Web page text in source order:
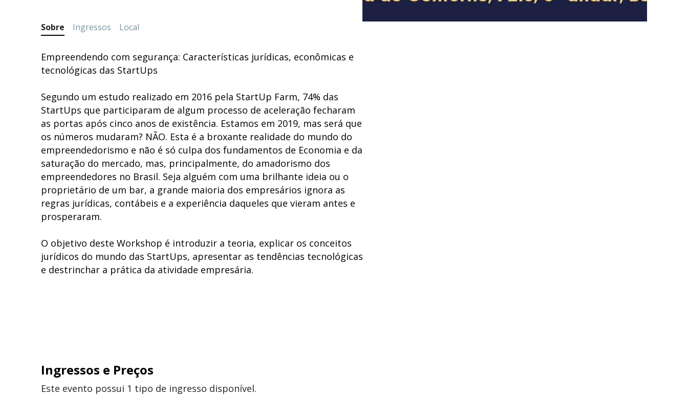
Sobre Ingressos Local
Empreendendo com segurança: Características jurídicas, econômicas e
tecnológicas das StartUps
Segundo um estudo realizado em 2016 pela StartUp Farm, 74% das
StartUps que participaram de algum processo de aceleração fecharam
as portas após cinco anos de existência. Estamos em 2019, mas será que
os números mudaram? NÃO. Esta é a broxante realidade do mundo do
empreendedorismo e não é só culpa dos fundamentos de Economia e da
saturação do mercado, mas, principalmente, do amadorismo dos
empreendedores no Brasil. Seja alguém com uma brilhante ideia ou o
proprietário de um bar, a grande maioria dos empresários ignora as
regras jurídicas, contábeis e a experiência daqueles que vieram antes e
prosperaram.
O objetivo deste Workshop é introduzir a teoria, explicar os conceitos
jurídicos do mundo das StartUps, apresentar as tendências tecnológicas
e destrinchar a prática da atividade empresária.
Ingressos e Preços
Este evento possui 1 tipo de ingresso disponível.